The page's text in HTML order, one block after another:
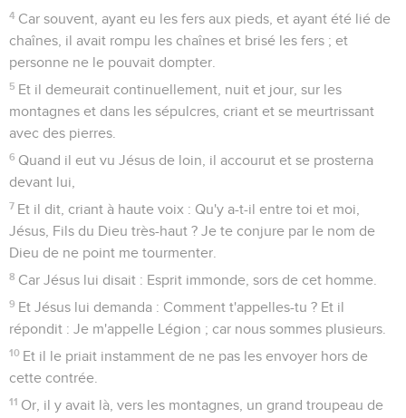
4 Car souvent, ayant eu les fers aux pieds, et ayant été lié de
chaînes, il avait rompu les chaînes et brisé les fers ; et
personne ne le pouvait dompter.
5 Et il demeurait continuellement, nuit et jour, sur les
montagnes et dans les sépulcres, criant et se meurtrissant
avec des pierres.
6 Quand il eut vu Jésus de loin, il accourut et se prosterna
devant lui,
7 Et il dit, criant à haute voix : Qu'y a-t-il entre toi et moi,
Jésus, Fils du Dieu très-haut ? Je te conjure par le nom de
Dieu de ne point me tourmenter.
8 Car Jésus lui disait : Esprit immonde, sors de cet homme.
9 Et Jésus lui demanda : Comment t'appelles-tu ? Et il
répondit : Je m'appelle Légion ; car nous sommes plusieurs.
10 Et il le priait instamment de ne pas les envoyer hors de
cette contrée.
11 Or, il y avait là, vers les montagnes, un grand troupeau de